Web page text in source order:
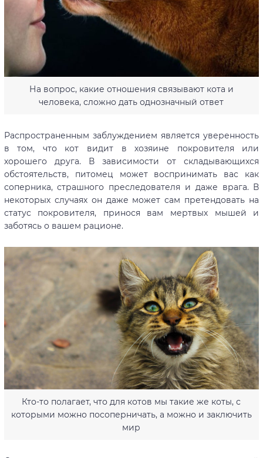
На вопрос, какие отношения связывают кота и
человека, сложно дать однозначный ответ
Распространенным заблуждением является уверенность
в том, что кот видит в хозяине покровителя или
хорошего друга. В зависимости от складывающихся
обстоятельств, питомец может воспринимать вас как
соперника, страшного преследователя и даже врага. В
некоторых случаях он даже может сам претендовать на
статус покровителя, принося вам мертвых мышей и
заботясь о вашем рационе.
Кто-то полагает, что для котов мы такие же коты, с
которыми можно посоперничать, а можно и заключить
мир